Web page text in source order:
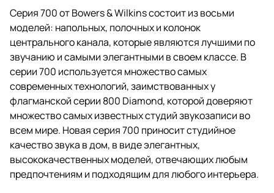
известных студий звукозаписи
во всем мире. Новая серия 700
приносит студийное качество
звука в дом, в виде элегантных,
высококачественных моделей,
отвечающих любым
предпочтениям и подходящим
для любого интерьера.
Серия 700 от Bowers & Wilkins состоит из восьми
моделей: напольных, полочных и колонок
центрального канала, которые являются лучшими по
звучанию и самыми элегантными в своем классе. В
серии 700 используется множество самых
современных технологий, заимствованных у
флагманской серии 800 Diamond, которой доверяют
множество самых известных студий звукозаписи во
всем мире. Новая серия 700 приносит студийное
качество звука в дом, в виде элегантных,
высококачественных моделей, отвечающих любым
предпочтениям и подходящим для любого интерьера.